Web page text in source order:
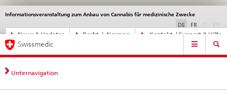
Direktnavigation
News,
Rechtsgrundlagen,
News & Updates Recht | Normen Kontakt | Support & Hilfe
Informationsveranstaltung zum Anbau von Cannabis für medizinische Zwecke
Sprachwahl
DE FR
Service
Hauptnavigation
Swissmedic
Unternavigation